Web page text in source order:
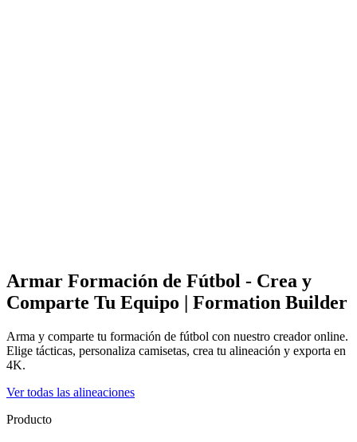
Armar Formación de Fútbol - Crea y
Comparte Tu Equipo | Formation Builder
Arma y comparte tu formación de fútbol con nuestro creador online.
Elige tácticas, personaliza camisetas, crea tu alineación y exporta en
4K.
Ver todas las alineaciones
Producto